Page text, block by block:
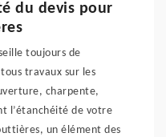
du devis pour
toujours de
travaux sur les
charpente,
l’étanchéité de votre
un élément des